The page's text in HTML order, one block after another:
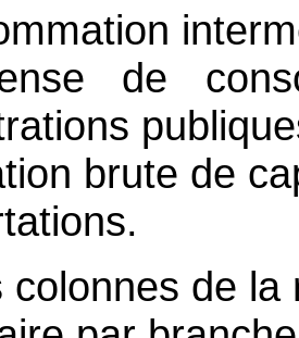
de
brute de
colonnes de